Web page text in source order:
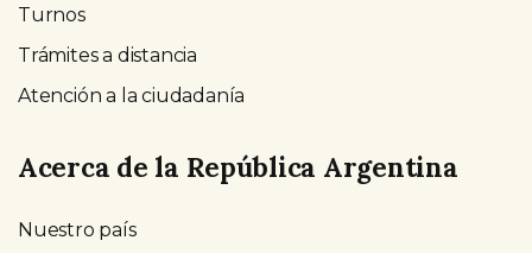
Turnos
Trámites a distancia
Atención a la ciudadanía
Acerca de la República Argentina
Nuestro país